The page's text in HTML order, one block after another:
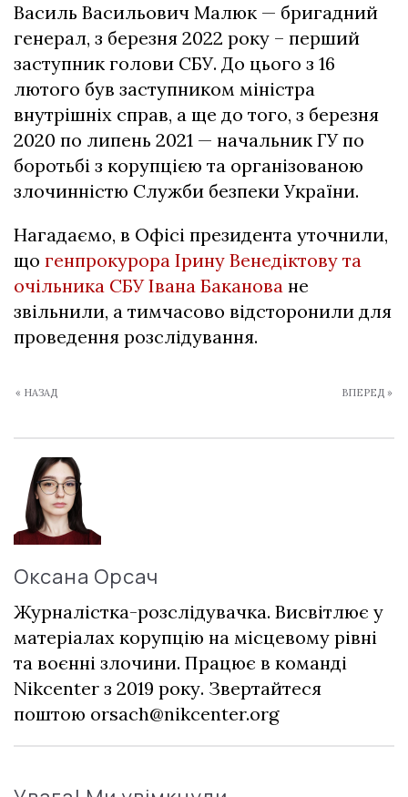
Василь Васильович Малюк — бригадний
генерал, з березня 2022 року – перший
заступник голови СБУ. До цього з 16
лютого був заступником міністра
внутрішніх справ, а ще до того, з березня
2020 по липень 2021 — начальник ГУ по
боротьбі з корупцією та організованою
злочинністю Служби безпеки України.
Нагадаємо, в Офісі президента уточнили,
що генпрокурора Ірину Венедіктову та
очільника СБУ Івана Баканова не
звільнили, а тимчасово відсторонили для
проведення розслідування.
« НАЗАД ВПЕРЕД »
Оксана Орсач
Журналістка-розслідувачка. Висвітлює у
матеріалах корупцію на місцевому рівні
та воєнні злочини. Працює в команді
Nikcenter з 2019 року. Звертайтеся
поштою orsach@nikcenter.org